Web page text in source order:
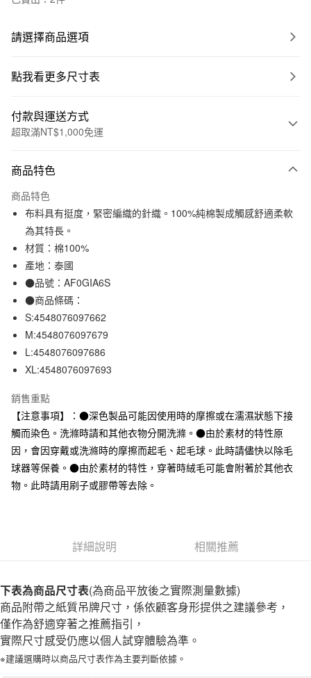
請選擇商品選項
點我看更多尺寸表
付款與運送方式
超取滿NT$1,000免運
信用卡一次付款
信用卡分期付款
3 期 0 利率 每期
合作金庫商業銀行
華南商業銀行
上海商業儲蓄銀行
臺灣中小企業銀行
匯豐（台灣）商業銀行
聯邦商業銀行
元大商業銀行
玉山商業銀行
台灣樂天信用卡公司
超商取貨付款
LINE Pay
Apple Pay
街口支付
悠遊付
全家取貨付款
每筆NT$65，滿NT$1,000(含以上)免運費
付款後全家取貨
每筆NT$65，滿NT$1,000(含以上)免運費
付款後7-11取貨
宅配
每筆NT$150，滿NT$2,000(含以上)免運費
無印良品門市自取
免運費
商品特色
商品特色
布料具有挺度，緊密編織的針織。100%純棉製成觸感舒適柔軟
為其特長。
材質：棉100%
產地：泰國
●品號：AF0GIA6S
●商品條碼：
S:4548076097662
M:4548076097679
L:4548076097686
XL:4548076097693
銷售重點
【注意事項】：●深色製品可能因使用時的摩擦或在濡濕狀態下接
觸而染色。洗滌時請和其他衣物分開洗滌。●由於素材的特性原
因，會因穿戴或洗滌時的摩擦而起毛、起毛球。此時請儘快以除毛
球器等保養。●由於素材的特性，穿著時絨毛可能會附著於其他衣
物。此時請用刷子或膠帶等去除。
詳細說明 相關推薦
下表為商品尺寸表(為商品平放後之實際測量數據)
商品附帶之紙質吊牌尺寸，係依顧客身形提供之建議參考，
僅作為舒適穿著之推薦指引，
實際尺寸感受仍應以個人試穿體驗為準。
※建議選購時以商品尺寸表作為主要判斷依據。